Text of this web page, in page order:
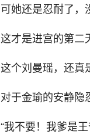
可她还是忍耐了，
这才是进宫的第二
这个刘曼瑶，还真
对于金瑜的安静隐
“我不要！我爹是